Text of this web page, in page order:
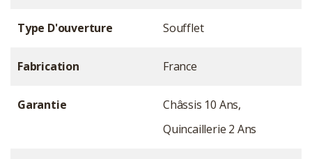
Type D'ouverture Soufflet
Fabrication France
Garantie
Châssis 10 Ans,
Quincaillerie 2 Ans